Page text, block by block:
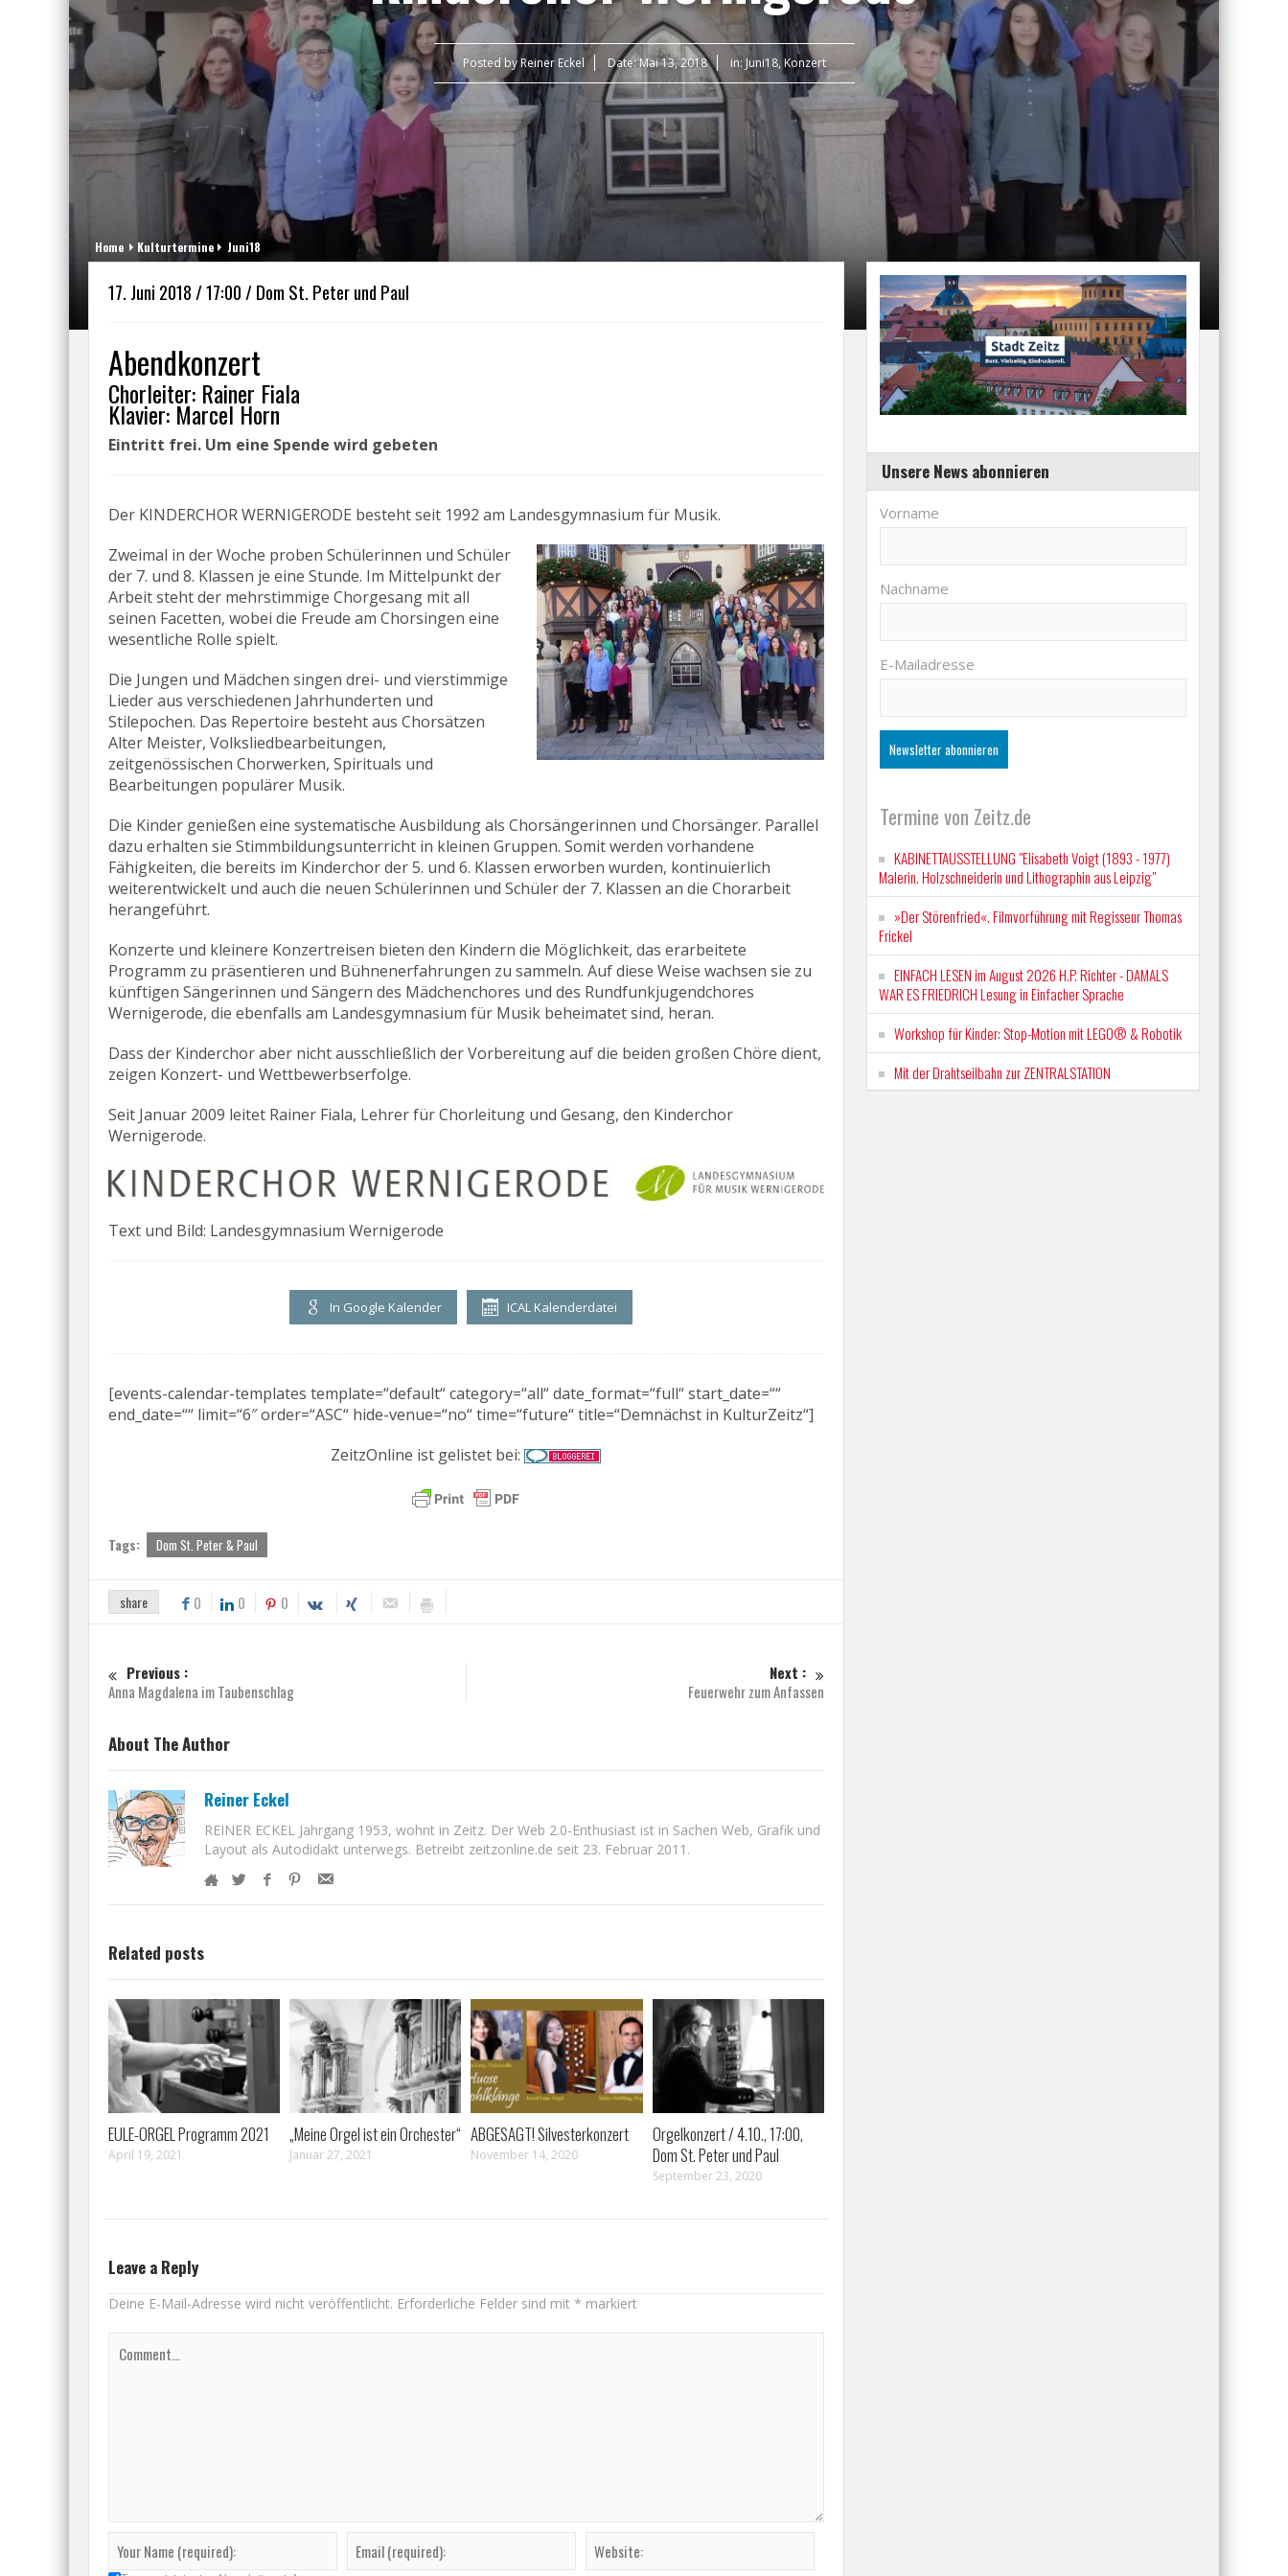
Posted byReiner Eckel Date:Mai 13, 2018 in: Juni18,Konzert
Home Kulturtermine Juni18
17. Juni 2018 / 17:00 / Dom St. Peter und Paul
Abendkonzert
Chorleiter: Rainer Fiala
Klavier: Marcel Horn
Eintritt frei. Um eine Spende wird gebeten
Der KINDERCHOR WERNIGERODE besteht seit 1992 am Landesgymnasium für Musik.
Zweimal in der Woche proben Schülerinnen und Schüler
der 7. und 8. Klassen je eine Stunde. Im Mittelpunkt der
Arbeit steht der mehrstimmige Chorgesang mit all
seinen Facetten, wobei die Freude am Chorsingen eine
wesentliche Rolle spielt.
Die Jungen und Mädchen singen drei-­ und vierstimmige
Lieder aus verschiedenen Jahrhunderten und
Stilepochen. Das Repertoire besteht aus Chorsätzen
Alter Meister, Volksliedbearbeitungen,
zeitgenössischen Chorwerken, Spirituals und
Bearbeitungen populärer Musik.
Die Kinder genießen eine systematische Ausbildung als Chorsängerinnen und Chorsänger. Parallel
dazu erhalten sie Stimmbildungsunterricht in kleinen Gruppen. Somit werden vorhandene
Fähigkeiten, die bereits im Kinderchor der 5. und 6. Klassen erworben wurden, kontinuierlich
weiterentwickelt und auch die neuen Schülerinnen und Schüler der 7. Klassen an die Chorarbeit
herangeführt.
Konzerte und kleinere Konzertreisen bieten den Kindern die Möglichkeit, das erarbeitete
Programm zu präsentieren und Bühnenerfahrungen zu sammeln. Auf diese Weise wachsen sie zu
künftigen Sängerinnen und Sängern des Mädchenchores und des Rundfunkjugendchores
Wernigerode, die ebenfalls am Landesgymnasium für Musik beheimatet sind, heran.
Dass der Kinderchor aber nicht ausschließlich der Vorbereitung auf die beiden großen Chöre dient,
zeigen Konzert-­ und Wettbewerbserfolge.
Seit Januar 2009 leitet Rainer Fiala, Lehrer für Chorleitung und Gesang, den Kinderchor
Wernigerode.
Text und Bild: Landesgymnasium Wernigerode
In Google Kalender ICAL Kalenderdatei
[events-calendar-templates template=“default“ category=“all“ date_format=“full“ start_date=““
end_date=““ limit=“6″ order=“ASC“ hide-venue=“no“ time=“future“ title=“Demnächst in KulturZeitz“]
ZeitzOnline ist gelistet bei:
Tags: Dom St. Peter & Paul
share 0 0 0
Previous :
Anna Magdalena im Taubenschlag
Next :
Feuerwehr zum Anfassen
About The Author
Reiner Eckel
REINER ECKEL Jahrgang 1953, wohnt in Zeitz. Der Web 2.0-Enthusiast ist in Sachen Web, Grafik und
Layout als Autodidakt unterwegs. Betreibt zeitzonline.de seit 23. Februar 2011.
Related posts
EULE-ORGEL Programm 2021
April 19, 2021
„Meine Orgel ist ein Orchester“
Januar 27, 2021
ABGESAGT! Silvesterkonzert
November 14, 2020
Orgelkonzert / 4.10., 17:00,
Dom St. Peter und Paul
September 23, 2020
Leave a Reply
Deine E-Mail-Adresse wird nicht veröffentlicht. Erforderliche Felder sind mit * markiert
Unsere News abonnieren
Vorname
Nachname
E-Mailadresse
Termine von Zeitz.de
KABINETTAUSSTELLUNG "Elisabeth Voigt (1893 - 1977)
Malerin. Holzschneiderin und Lithographin aus Leipzig"
»Der Störenfried«. Filmvorführung mit Regisseur Thomas
Frickel
EINFACH LESEN im August 2026 H.P. Richter - DAMALS
WAR ES FRIEDRICH Lesung in Einfacher Sprache
Workshop für Kinder: Stop-Motion mit LEGO® & Robotik
Mit der Drahtseilbahn zur ZENTRALSTATION